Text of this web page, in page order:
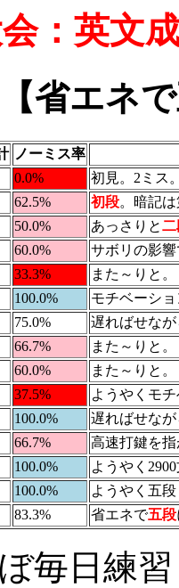
：英文
省エネ
ノーミス率
0.0%
初見。2ミス
62.5% 初段。暗記
50.0% あっさりと二
60.0%
サボリの影
33.3%
また～りと。
100.0%
モチベーシ
75.0%
遅ればせなが
66.7%
また～りと。
60.0%
また～りと。
37.5%
ようやくモ
100.0%
遅ればせなが
66.7%
高速打鍵を
100.0%
ようやく
100.0%
ようやく五
83.3% 省エネで五段
毎日練